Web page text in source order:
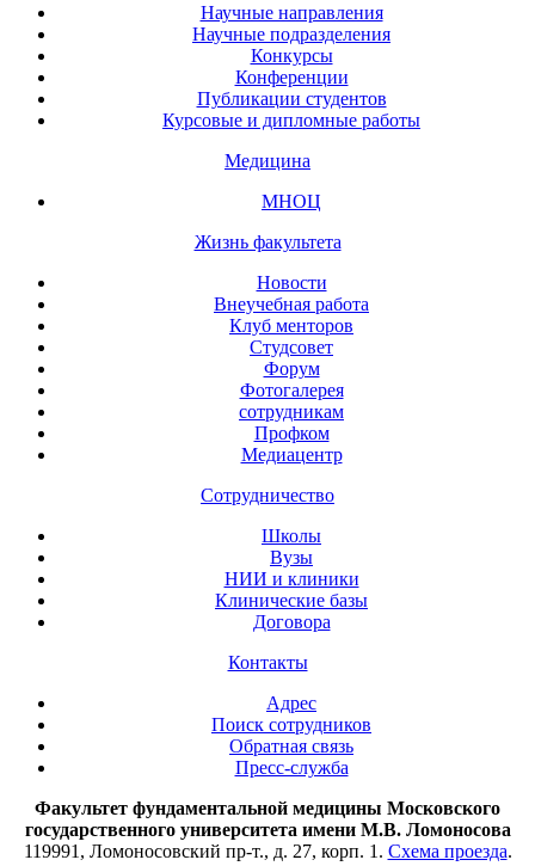
Научные направления
Научные подразделения
Конкурсы
Конференции
Публикации студентов
Курсовые и дипломные работы
Медицина
МНОЦ
Жизнь факультета
Новости
Внеучебная работа
Клуб менторов
Студсовет
Форум
Фотогалерея
сотрудникам
Профком
Медиацентр
Сотрудничество
Школы
Вузы
НИИ и клиники
Клинические базы
Договора
Контакты
Адрес
Поиск сотрудников
Обратная связь
Пресс-служба
Факультет фундаментальной медицины Московского
государственного университета имени М.В. Ломоносова
119991, Ломоносовский пр-т., д. 27, корп. 1. Схема проезда.